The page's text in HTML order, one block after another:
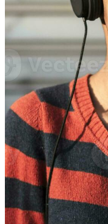
Eventi Editoriali